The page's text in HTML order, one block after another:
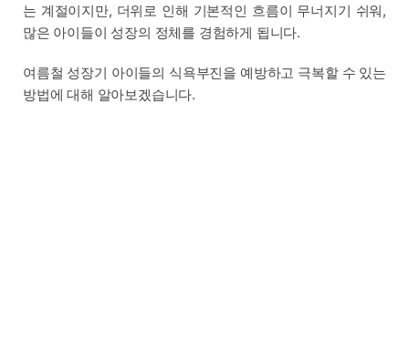
는 계절이지만, 더위로 인해 기본적인 흐름이 무너지기 쉬워,
많은 아이들이 성장의 정체를 경험하게 됩니다.
여름철 성장기 아이들의 식욕부진을 예방하고 극복할 수 있는
방법에 대해 알아보겠습니다.